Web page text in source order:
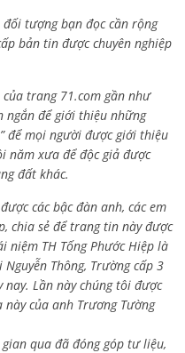
tượng bạn đọc cần rộng
bản tin được chuyên nghiệp
của trang 71.com gần như
ngắn để giới thiệu những
để mọi người được giới thiệu
năm xưa để độc giả được
đất khác.
các bậc đàn anh, các em
chia sẻ để trang tin này được
niệm TH Tống Phước Hiệp là
Thông, Trường cấp 3
nay. Lần này chúng tôi được
của anh Trương Tường
qua đã đóng góp tư liệu,